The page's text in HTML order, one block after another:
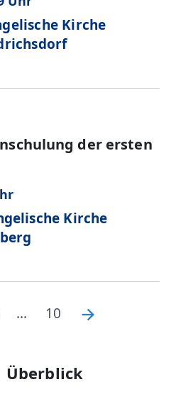
Kirche
der ersten
Kirche
... 10
Überblick